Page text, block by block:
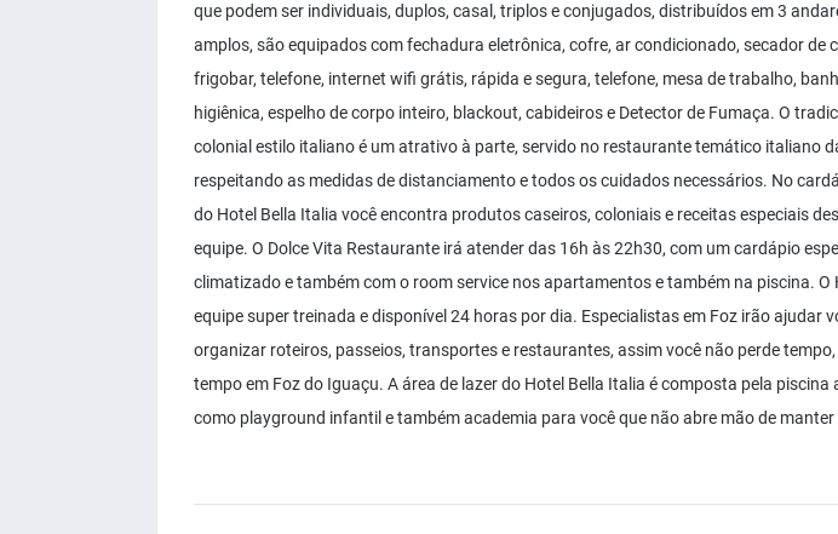
que podem ser individuais, duplos, casal, triplos e conjugados, distribuídos em 3
amplos, são equipados com fechadura eletrônica, cofre, ar condicionado, secador de
frigobar, telefone, internet wifi grátis, rápida e segura, telefone, mesa de trabalho,
higiênica, espelho de corpo inteiro, blackout, cabideiros e Detector de Fumaça. O
colonial estilo italiano é um atrativo à parte, servido no restaurante temático italiano
respeitando as medidas de distanciamento e todos os cuidados necessários. No
do Hotel Bella Italia você encontra produtos caseiros, coloniais e receitas especiais
equipe. O Dolce Vita Restaurante irá atender das 16h às 22h30, com um cardápio
climatizado e também com o room service nos apartamentos e também na piscina. O
equipe super treinada e disponível 24 horas por dia. Especialistas em Foz irão ajudar
organizar roteiros, passeios, transportes e restaurantes, assim você não perde
tempo em Foz do Iguaçu. A área de lazer do Hotel Bella Italia é composta pela piscina
como playground infantil e também academia para você que não abre mão de manter